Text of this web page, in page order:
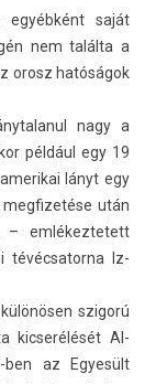
saját
nem találta a
orosz hatóságok
nagy a
például egy 19
lányt egy
után
– em­lékez­tetett
tévéc­sator­na Iz­
szigorú
kic­serélését Al­
az Egyesült